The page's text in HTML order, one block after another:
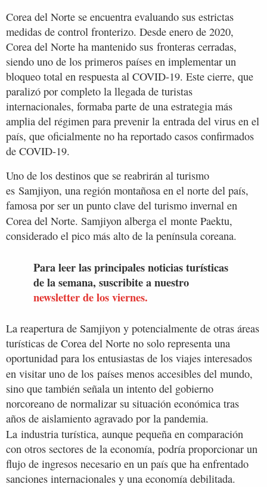
Corea del Norte se encuentra evaluando sus estrictas
medidas de control fronterizo. Desde enero de 2020,
Corea del Norte ha mantenido sus fronteras cerradas,
siendo uno de los primeros países en implementar un
bloqueo total en respuesta al COVID-19. Este cierre, que
paralizó por completo la llegada de turistas
internacionales, formaba parte de una estrategia más
amplia del régimen para prevenir la entrada del virus en el
país, que oficialmente no ha reportado casos confirmados
de COVID-19.
Uno de los destinos que se reabrirán al turismo
es Samjiyon, una región montañosa en el norte del país,
famosa por ser un punto clave del turismo invernal en
Corea del Norte. Samjiyon alberga el monte Paektu,
considerado el pico más alto de la península coreana.
Para leer las principales noticias turísticas
de la semana, suscribite a nuestro
newsletter de los viernes.
La reapertura de Samjiyon y potencialmente de otras áreas
turísticas de Corea del Norte no solo representa una
oportunidad para los entusiastas de los viajes interesados
en visitar uno de los países menos accesibles del mundo,
sino que también señala un intento del gobierno
norcoreano de normalizar su situación económica tras
años de aislamiento agravado por la pandemia.
La industria turística, aunque pequeña en comparación
con otros sectores de la economía, podría proporcionar un
flujo de ingresos necesario en un país que ha enfrentado
sanciones internacionales y una economía debilitada.